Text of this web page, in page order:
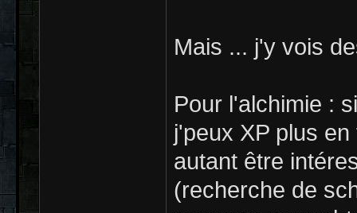
Mais ... j'y vois
Pour l'alchimie :
j'peux XP plus
autant être
(recherche de